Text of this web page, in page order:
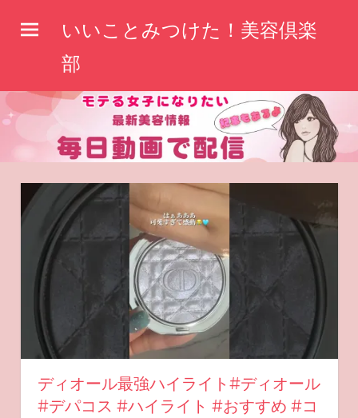
へ
いいことみつけた！美容倶楽
部
ディオール最強ハイライト#ディオール
#デパコス #ハイライト #おすすめ #コ